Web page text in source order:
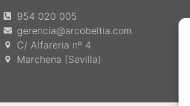
954 020 005
gerencia@arcobeltia.com
C/ Alfareria nº 4
Marchena (Sevilla)